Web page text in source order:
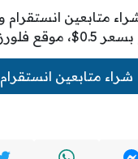
موقع فلورز شيب
شراء متابعين انستقرام